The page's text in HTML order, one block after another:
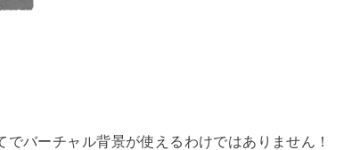
バーチャル背景が使えるわけではありません！